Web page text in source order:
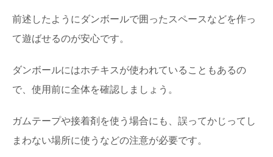
前述したようにダンボールで囲ったスペースなどを作っ
て遊ばせるのが安心です。
ダンボールにはホチキスが使われていることもあるの
で、使用前に全体を確認しましょう。
ガムテープや接着剤を使う場合にも、誤ってかじってし
まわない場所に使うなどの注意が必要です。